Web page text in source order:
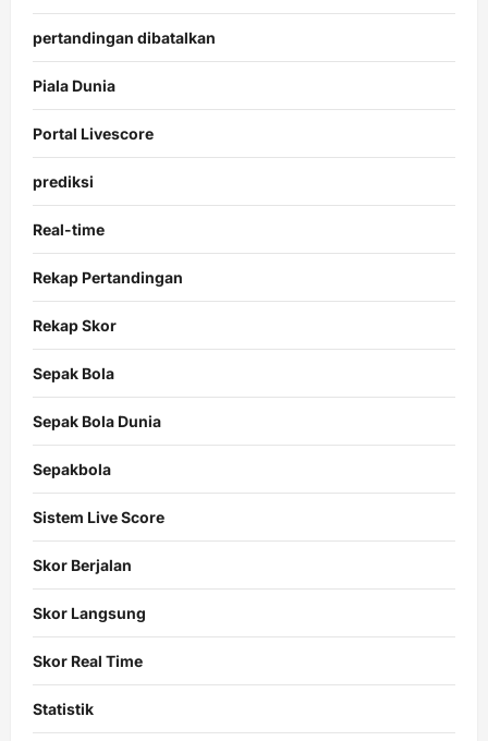
pertandingan dibatalkan
Piala Dunia
Portal Livescore
prediksi
Real-time
Rekap Pertandingan
Rekap Skor
Sepak Bola
Sepak Bola Dunia
Sepakbola
Sistem Live Score
Skor Berjalan
Skor Langsung
Skor Real Time
Statistik